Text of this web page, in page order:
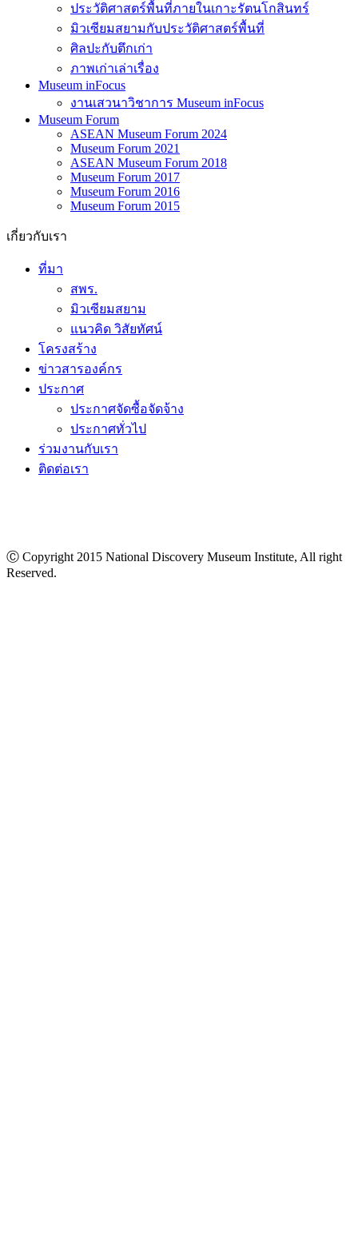
ประวัติศาสตร์พื้นที่ภายในเกาะรัตนโกสินทร์
มิวเซียมสยามกับประวัติศาสตร์พื้นที่
ศิลปะกับตึกเก่า
ภาพเก่าเล่าเรื่อง
Museum inFocus
งานเสวนาวิชาการ Museum inFocus
Museum Forum
ASEAN Museum Forum 2024
Museum Forum 2021
ASEAN Museum Forum 2018
Museum Forum 2017
Museum Forum 2016
Museum Forum 2015
เกี่ยวกับเรา
ที่มา
สพร.
มิวเซียมสยาม
แนวคิด วิสัยทัศน์
โครงสร้าง
ข่าวสารองค์กร
ประกาศ
ประกาศจัดซื้อจัดจ้าง
ประกาศทั่วไป
ร่วมงานกับเรา
ติดต่อเรา
Ⓒ Copyright 2015 National Discovery Museum Institute, All right
Reserved.